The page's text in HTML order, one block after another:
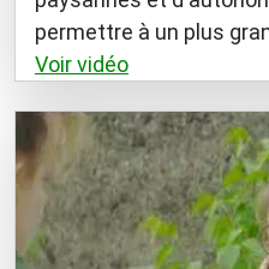
permettre à un plus
Voir vidéo